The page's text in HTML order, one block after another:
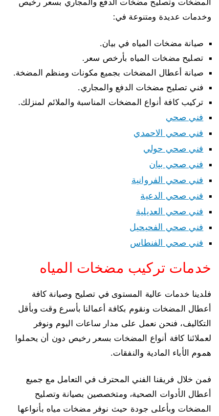
وخدمات عديدة ومتنوعة في:
صيانة مضخات المياه في بيان.
تصليح مضخات المياه بأرخص سعر.
صيانة أعطال المضخات بجميع مكونات ومنظم المضخة.
فني تصليح مضخات الدفع والمجاري.
تركيب كافة أنواع المضخات المناسبة والملائم لمنزلك.
فني صحي
فني صحي الاحمدي
فني صحي حولي
فني صحي بيان
فني صحي الفروانية
فني صحي الدعية
فني صحي العديلية
فني صحي الفحيحيل
فني صحي الفنطاس
خدمات تركيب مضخات المياه
فلدينا خدمات عالية المستوى في تصليح وصيانة كافة
أعطال المضخات ونقوم بكافة أعمالنا بأسرع وقت وبأقل
التكاليف، فنحن نعمل على مدار ساعات اليوم ونوفر
لعملائنا كافة أنواع المضخات بسعر رخيص دون أن يحملوا
هموم الأباء المادية والنفقات.
فمن خلال فريقنا الفني المحترف في التعامل مع جميع
أعطال الأدوات الصحية، ومتخصصين بصيانة وتصليح
المضخات وبأعلى جودة حيث نوفر مضخات مياه بأنواعها